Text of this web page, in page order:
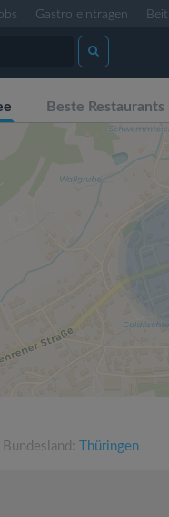
Gastro eintragen
Beste Restaurants
Thüringen